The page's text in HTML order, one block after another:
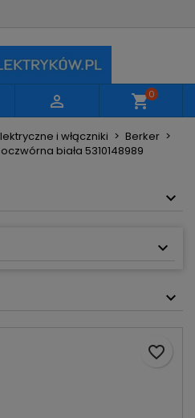
 shopping_cart0
i włączniki
Berker
biała 5310148989
favorite_border
Utwórz listę życzeń
zapisać produkty na
Anuluj Zaloguj się